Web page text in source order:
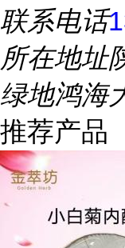
联系电话
所在地址
绿地鸿海
推荐产品